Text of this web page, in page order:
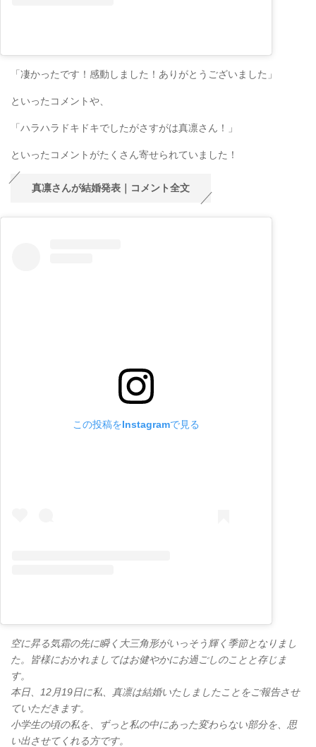
「凄かったです！感動しました！ありがとうございました」
といったコメントや、
「ハラハラドキドキでしたがさすがは真凛さん！」
といったコメントがたくさん寄せられていました！
真凛さんが結婚発表｜コメント全文
この投稿をInstagramで見る
空に昇る気霜の先に瞬く大三角形がいっそう輝く季節となりまし
た。皆様におかれましてはお健やかにお過ごしのことと存じま
す。
本日、12月19日に私、真凛は結婚いたしましたことをご報告させ
ていただきます。
小学生の頃の私を、ずっと私の中にあった変わらない部分を、思
い出させてくれる方です。